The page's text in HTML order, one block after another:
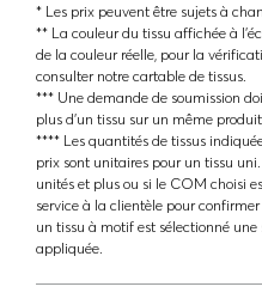
* Les prix peuvent être sujets à
** La couleur du tissu affichée à
de la couleur réelle, pour la
consulter notre cartable de tissus.
*** Une demande de soumission
plus d'un tissu sur un même produit.
**** Les quantités de tissus
prix sont unitaires pour un tissu
unités et plus ou si le COM choisi
service à la clientèle pour
un tissu à motif est sélectionné
appliquée.